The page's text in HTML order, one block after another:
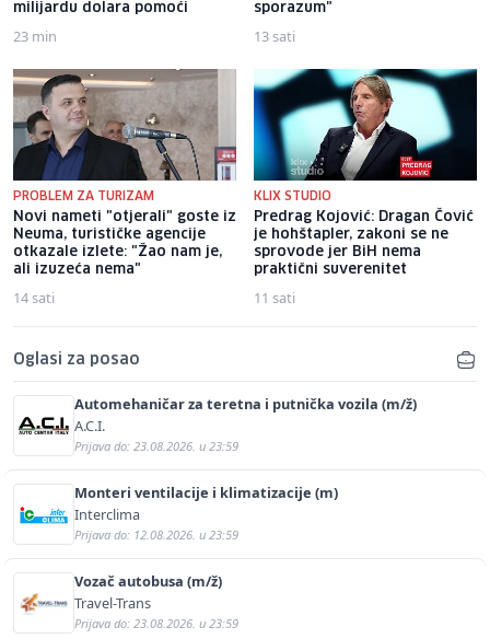
milijardu dolara pomoći
23 min
sporazum"
13 sati
PROBLEM ZA TURIZAM
Novi nameti "otjerali" goste iz
Neuma, turističke agencije
otkazale izlete: "Žao nam je,
ali izuzeća nema"
14 sati
KLIX STUDIO
Predrag Kojović: Dragan Čović
je hohštapler, zakoni se ne
sprovode jer BiH nema
praktični suverenitet
11 sati
Oglasi za posao
Automehaničar za teretna i putnička vozila (m/ž)
A.C.I.
Prijava do: 23.08.2026. u 23:59
Monteri ventilacije i klimatizacije (m)
Interclima
Prijava do: 12.08.2026. u 23:59
Vozač autobusa (m/ž)
Travel-Trans
Prijava do: 23.08.2026. u 23:59